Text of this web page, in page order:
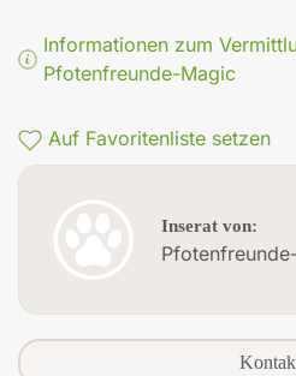
Informationen zum
Pfotenfreunde-Magic
Auf Favoritenliste setzen
Inserat von: